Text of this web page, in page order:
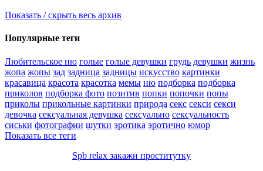
Показать / скрыть весь архив
Популярные теги
Любительское ню голые голые девушки грудь девушки жизнь
жопа жопы зад задница задницы искусство картинки
красавица красота красотка мемы ню подборка подборка
приколов подборка фото позитив попки попочки попы
приколы прикольные картинки природа секс секси секси
девочка сексуальная девушка сексуально сексуальность
сиськи фотографии шутки эротика эротично юмор
Показать все теги
Spb relax закажи проститутку